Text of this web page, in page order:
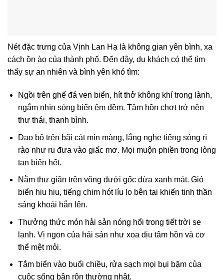
Nét đặc trưng của Vịnh Lan Hạ là không gian yên bình, xa
cách ồn ào của thành phố. Đến đây, du khách có thể tìm
thấy sự an nhiên và bình yên khó tìm:
Ngồi trên ghế đá ven biển, hít thở không khí trong lành,
ngắm nhìn sóng biển êm đềm. Tâm hồn chợt trở nên
thư thái, thanh bình.
Dạo bộ trên bãi cát mịn màng, lắng nghe tiếng sóng rì
rào như ru đưa vào giấc mơ. Mọi muộn phiền trong lòng
tan biến hết.
Nằm thư giãn trên võng dưới gốc dừa xanh mát. Gió
biển hiu hiu, tiếng chim hót líu lo bên tai khiến tinh thần
sảng khoái hẳn lên.
Thưởng thức món hải sản nóng hổi trong tiết trời se
lạnh. Vị ngon của hải sản như xoa dịu tâm hồn và cơ
thể mệt mỏi.
Tắm biển vào buổi chiều, rửa sạch mọi bụi bặm của
cuộc sống bận rộn thường nhật.